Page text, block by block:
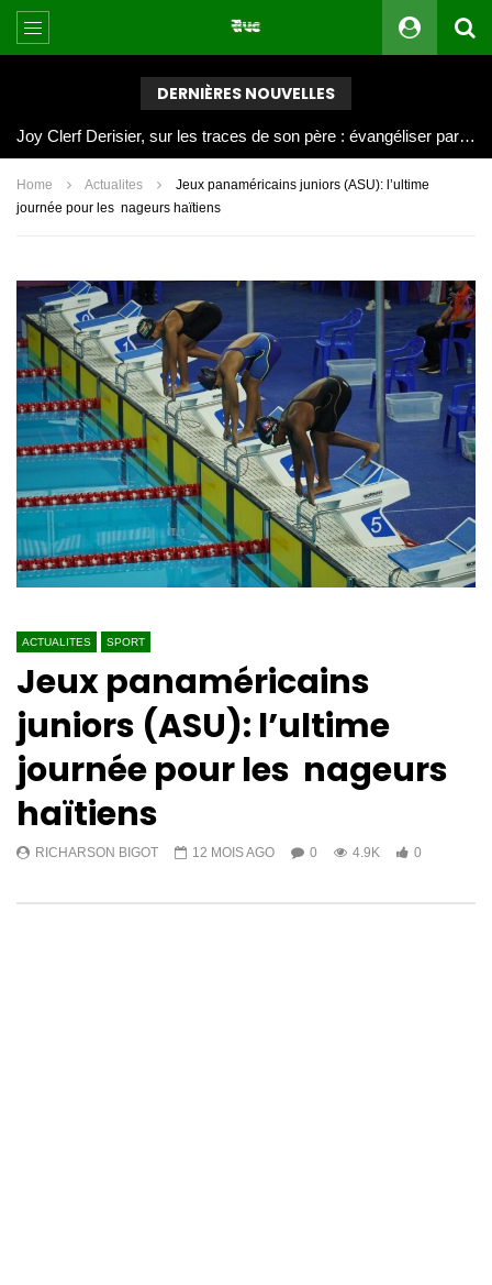
DERNIÈRES NOUVELLES
Joy Clerf Derisier, sur les traces de son père : évangéliser par la musique
Home Actualites
Jeux panaméricains juniors (ASU): l’ultime
journée pour les nageurs haïtiens
ACTUALITES SPORT
Jeux panaméricains
juniors (ASU): l’ultime
journée pour les nageurs
haïtiens
RICHARSON BIGOT 12 MOIS AGO 0 4.9K 0